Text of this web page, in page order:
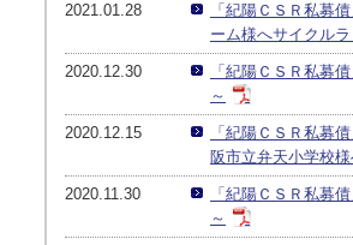
2021.01.28
「紀陽ＣＳＲ私募
ーム様へサイクル
2020.12.30
「紀陽ＣＳＲ私募
～
2020.12.15
「紀陽ＣＳＲ私募
阪市立弁天小学校
2020.11.30
「紀陽ＣＳＲ私募
～